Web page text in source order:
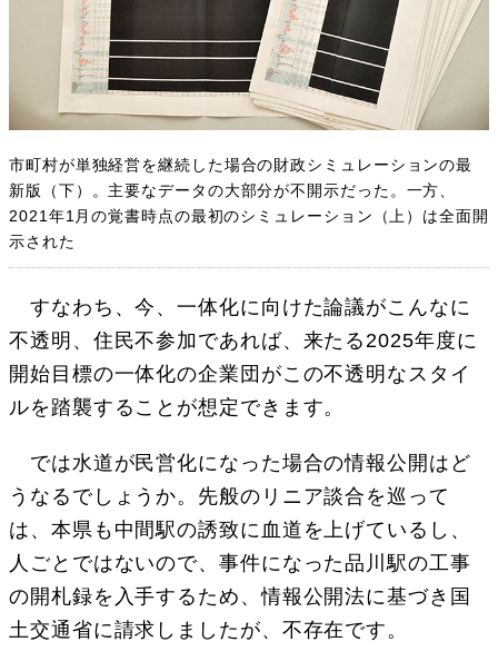
市町村が単独経営を継続した場合の財政シミュレーションの最
新版（下）。主要なデータの大部分が不開示だった。一方、
2021年1月の覚書時点の最初のシミュレーション（上）は全面開
示された
すなわち、今、一体化に向けた論議がこんなに
不透明、住民不参加であれば、来たる2025年度に
開始目標の一体化の企業団がこの不透明なスタイ
ルを踏襲することが想定できます。
では水道が民営化になった場合の情報公開はど
うなるでしょうか。先般のリニア談合を巡って
は、本県も中間駅の誘致に血道を上げているし、
人ごとではないので、事件になった品川駅の工事
の開札録を入手するため、情報公開法に基づき国
土交通省に請求しましたが、不存在です。